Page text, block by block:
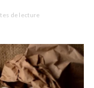
de lecture